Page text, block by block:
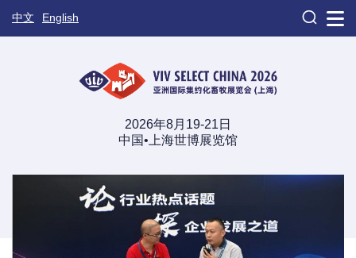
中文 English 
2026年8月19-21日
中国•上海世博展览馆